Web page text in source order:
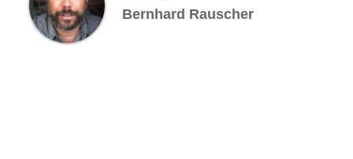
Bernhard Rauscher